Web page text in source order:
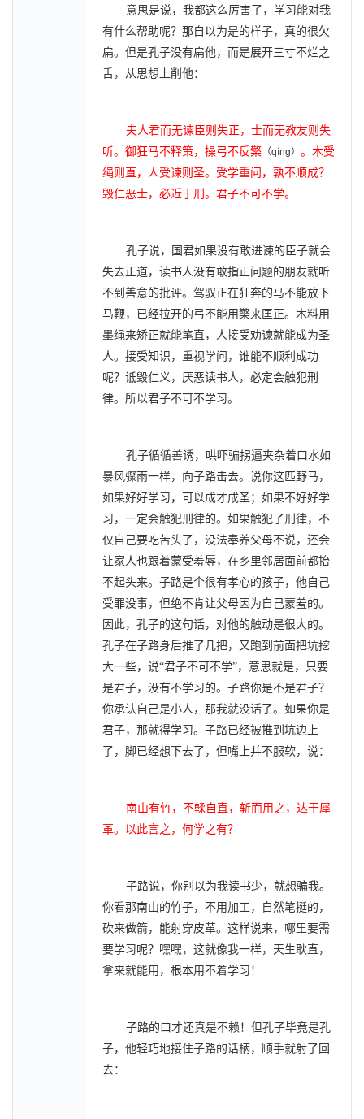
意思是说，我都这么厉害了，学习能对我
有什么帮助呢？那自以为是的样子，真的很欠
扁。但是孔子没有扁他，而是展开三寸不烂之
舌，从思想上削他：
夫人君而无谏臣则失正，士而无教友则失
听。御狂马不释策，操弓不反檠 （qíng） 。木受
绳则直，人受谏则圣。受学重问，孰不顺成？
毁仁恶士，必近于刑。君子不可不学。
孔子说，国君如果没有敢进谏的臣子就会
失去正道，读书人没有敢指正问题的朋友就听
不到善意的批评。驾驭正在狂奔的马不能放下
马鞭，已经拉开的弓不能用檠来匡正。木料用
墨绳来矫正就能笔直，人接受劝谏就能成为圣
人。接受知识，重视学问，谁能不顺利成功
呢？诋毁仁义，厌恶读书人，必定会触犯刑
律。所以君子不可不学习。
孔子循循善诱，哄吓骗拐逼夹杂着口水如
暴风骤雨一样，向子路击去。说你这匹野马，
如果好好学习，可以成才成圣；如果不好好学
习，一定会触犯刑律的。如果触犯了刑律，不
仅自己要吃苦头了，没法奉养父母不说，还会
让家人也跟着蒙受羞辱，在乡里邻居面前都抬
不起头来。子路是个很有孝心的孩子，他自己
受罪没事，但绝不肯让父母因为自己蒙羞的。
因此，孔子的这句话，对他的触动是很大的。
孔子在子路身后推了几把，又跑到前面把坑挖
大一些，说“君子不可不学”，意思就是，只要
是君子，没有不学习的。子路你是不是君子？
你承认自己是小人，那我就没话了。如果你是
君子，那就得学习。子路已经被推到坑边上
了，脚已经想下去了，但嘴上并不服软，说：
南山有竹，不輮自直，斩而用之，达于犀
革。以此言之，何学之有？
子路说，你别以为我读书少，就想骗我。
你看那南山的竹子，不用加工，自然笔挺的，
砍来做箭，能射穿皮革。这样说来，哪里要需
要学习呢？嘿嘿，这就像我一样，天生耿直，
拿来就能用，根本用不着学习！
子路的口才还真是不赖！但孔子毕竟是孔
子，他轻巧地接住子路的话柄，顺手就射了回
去：